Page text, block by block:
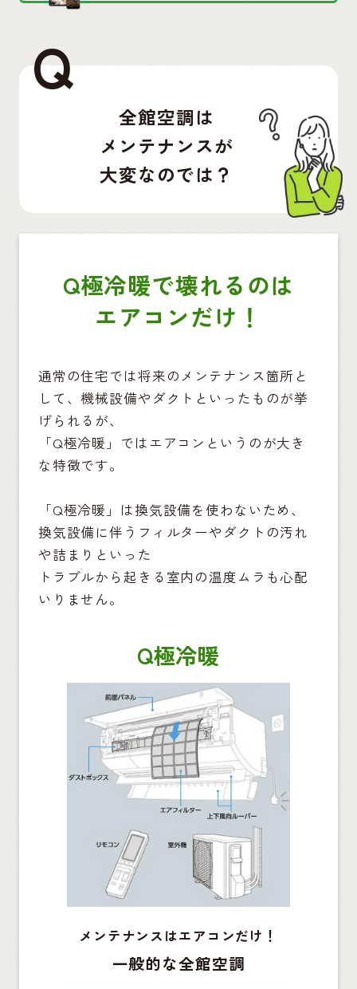
Q
全館空調は
メンテナンスが
大変なのでは？
Q極冷暖で壊れるのは
エアコンだけ！
通常の住宅では将来のメンテナンス箇所と
して、機械設備やダクトといったものが挙
げられるが、
「Q極冷暖」ではエアコンというのが大き
な特徴です。
「Q極冷暖」は換気設備を使わないため、
換気設備に伴うフィルターやダクトの汚れ
や詰まりといった
トラブルから起きる室内の温度ムラも心配
いりません。
Q極冷暖
メンテナンスはエアコンだけ！
一般的な全館空調